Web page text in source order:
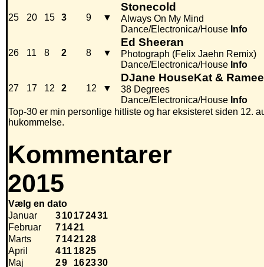
25 20 15 3 9 ▼
Stonecold
Always On My Mind
Dance/Electronica/House Info
26 11 8 2 8 ▼
Ed Sheeran
Photograph (Felix Jaehn Remix)
Dance/Electronica/House Info
27 17 12 2 12 ▼
DJane HouseKat &
38 Degrees
Dance/Electronica/House Info
Top-30 er min personlige hitliste og har eksisteret siden 12.
hukommelse.
Kommentarer
2015
Vælg en dato
Januar
310172431
Februar
71421
Marts
7142128
April
411 1825
Maj
29 162330